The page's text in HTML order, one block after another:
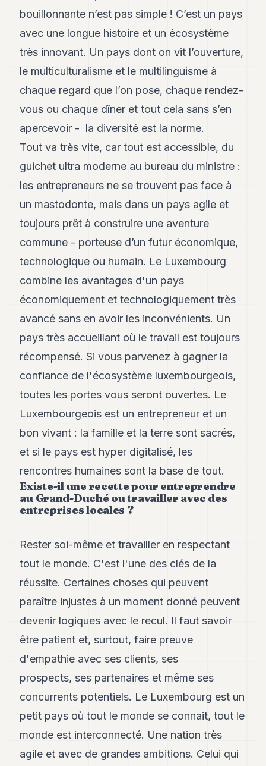
POLITIQUE
IMMOBILIER
PRIVATE
EQUITY
SPORT
ENTREPRISES
ASSOCIATIONS
CONTACT
S'ABONNER
FR
bouillonnante n’est pas simple ! C’est un pays
avec une longue histoire et un écosystème
très innovant. Un pays dont on vit l’ouverture,
le multiculturalisme et le multilinguisme à
chaque regard que l’on pose, chaque rendez-
vous ou chaque dîner et tout cela sans s’en
apercevoir - la diversité est la norme.
Tout va très vite, car tout est accessible, du
guichet ultra moderne au bureau du ministre :
les entrepreneurs ne se trouvent pas face à
un mastodonte, mais dans un pays agile et
toujours prêt à construire une aventure
commune - porteuse d’un futur économique,
technologique ou humain. Le Luxembourg
combine les avantages d'un pays
économiquement et technologiquement très
avancé sans en avoir les inconvénients. Un
pays très accueillant où le travail est toujours
récompensé. Si vous parvenez à gagner la
confiance de l'écosystème luxembourgeois,
toutes les portes vous seront ouvertes. Le
Luxembourgeois est un entrepreneur et un
bon vivant : la famille et la terre sont sacrés,
et si le pays est hyper digitalisé, les
rencontres humaines sont la base de tout.
Existe-il une recette pour entreprendre
au Grand-Duché ou travailler avec des
entreprises locales ?
Rester soi-même et travailler en respectant
tout le monde. C'est l'une des clés de la
réussite. Certaines choses qui peuvent
paraître injustes à un moment donné peuvent
devenir logiques avec le recul. Il faut savoir
être patient et, surtout, faire preuve
d'empathie avec ses clients, ses
prospects, ses partenaires et même ses
concurrents potentiels. Le Luxembourg est un
petit pays où tout le monde se connait, tout le
monde est interconnecté. Une nation très
agile et avec de grandes ambitions. Celui qui